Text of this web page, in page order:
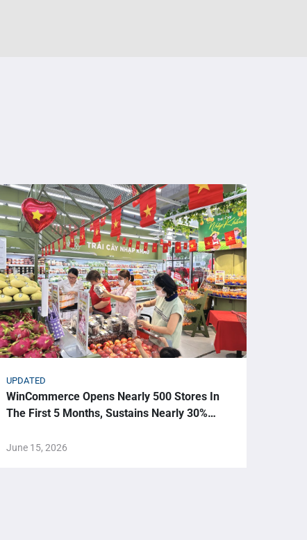
UPDATED
WinCommerce Opens Nearly 500 Stores In
The First 5 Months, Sustains Nearly 30%
June 15, 2026